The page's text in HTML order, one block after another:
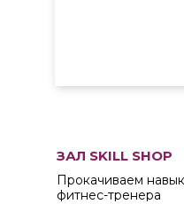
ЗАЛ SKILL SHOP
Прокачиваем
фитнес-тренера